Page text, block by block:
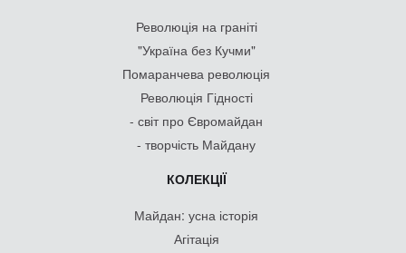
Революція на граніті
"Україна без Кучми"
Помаранчева революція
Революція Гідності
- світ про Євромайдан
- творчість Майдану
КОЛЕКЦІЇ
Майдан: усна історія
Агітація